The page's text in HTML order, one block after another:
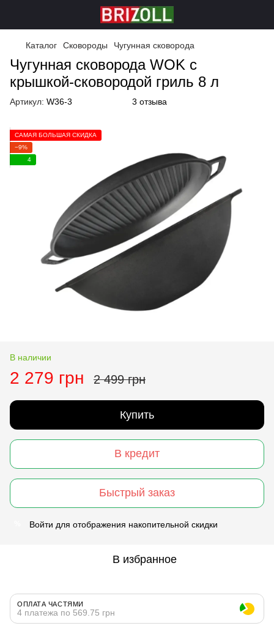
Каталог Сковороды Чугунная сковорода
Чугунная сковорода WOK с
крышкой-сковородой гриль 8 л
Артикул: W36-3 3 отзыва
САМАЯ БОЛЬШАЯ СКИДКА
−9%
4
В наличии
2 279 грн 2 499 грн
Купить
В кредит
Быстрый заказ
Войти для отображения накопительной скидки
В избранное
ОПЛАТА ЧАСТЯМИ
4 платежа по 569.75 грн